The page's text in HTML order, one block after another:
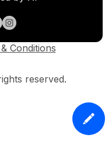
reserved.
Conditions